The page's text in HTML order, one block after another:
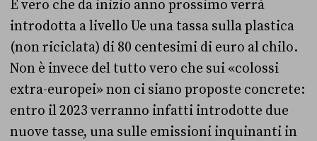
È vero che da inizio anno prossimo verrà
introdotta a livello Ue una tassa sulla plastica
(non riciclata) di 80 centesimi di euro al chilo.
Non è invece del tutto vero che sui «colossi
extra-europei» non ci siano proposte concrete:
entro il 2023 verranno infatti introdotte due
nuove tasse, una sulle emissioni inquinanti in